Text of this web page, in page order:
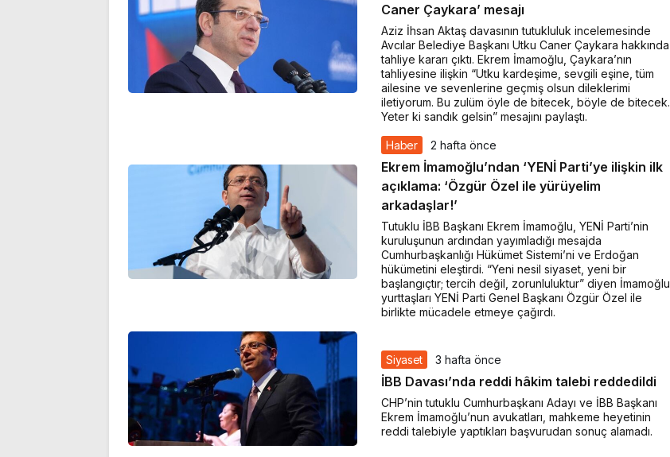
Caner Çaykara’ mesajı
Aziz İhsan Aktaş davasının tutukluluk incelemesinde
Avcılar Belediye Başkanı Utku Caner Çaykara hakkında
tahliye kararı çıktı. Ekrem İmamoğlu, Çaykara’nın
tahliyesine ilişkin “Utku kardeşime, sevgili eşine, tüm
ailesine ve sevenlerine geçmiş olsun dileklerimi
iletiyorum. Bu zulüm öyle de bitecek, böyle de bitecek.
Yeter ki sandık gelsin” mesajını paylaştı.
Haber 2 hafta önce
Ekrem İmamoğlu’ndan ‘YENİ Parti’ye ilişkin ilk
açıklama: ‘Özgür Özel ile yürüyelim
arkadaşlar!’
Tutuklu İBB Başkanı Ekrem İmamoğlu, YENİ Parti’nin
kuruluşunun ardından yayımladığı mesajda
Cumhurbaşkanlığı Hükümet Sistemi’ni ve Erdoğan
hükümetini eleştirdi. “Yeni nesil siyaset, yeni bir
başlangıçtır; tercih değil, zorunluluktur” diyen İmamoğlu,
yurttaşları YENİ Parti Genel Başkanı Özgür Özel ile
birlikte mücadele etmeye çağırdı.
Siyaset 3 hafta önce
İBB Davası’nda reddi hâkim talebi reddedildi
CHP’nin tutuklu Cumhurbaşkanı Adayı ve İBB Başkanı
Ekrem İmamoğlu’nun avukatları, mahkeme heyetinin
reddi talebiyle yaptıkları başvurudan sonuç alamadı.